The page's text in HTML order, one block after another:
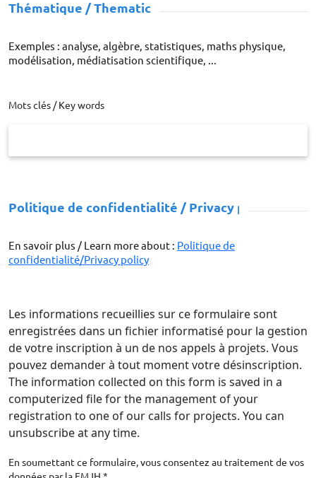
Thématique / Thematic
Exemples : analyse, algèbre, statistiques, maths physique,
modélisation, médiatisation scientifique, ...
Mots clés / Key words
Politique de confidentialité / Privacy policy
En savoir plus / Learn more about : Politique de
confidentialité/Privacy policy
Les informations recueillies sur ce formulaire sont
enregistrées dans un fichier informatisé pour la gestion
de votre inscription à un de nos appels à projets. Vous
pouvez demander à tout moment votre désinscription.
The information collected on this form is saved in a
computerized file for the management of your
registration to one of our calls for projects. You can
unsubscribe at any time.
En soumettant ce formulaire, vous consentez au traitement de vos